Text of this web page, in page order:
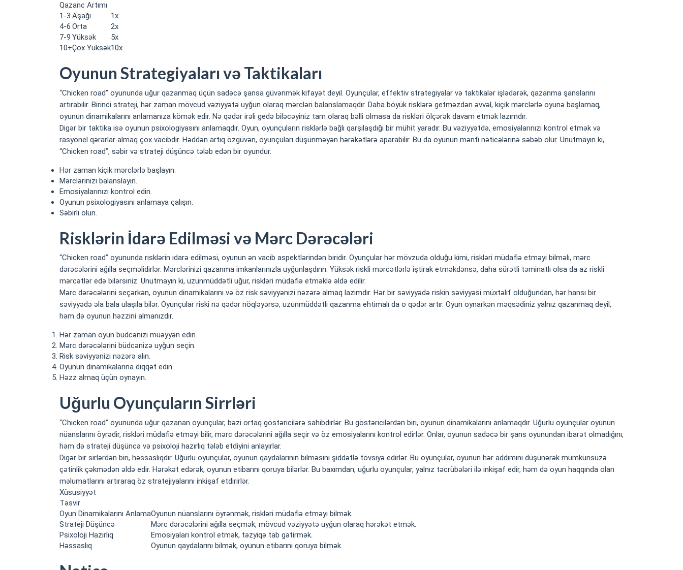
Qazanc Artımı
1-3 Aşağı
1x
4-6 Orta
2x
7-9 Yüksək
5x
10+Çox Yüksək10x
Oyunun Strategiyaları və Taktikaları
“Chicken road” oyununda uğur qazanmaq üçün sadəcə şansa güvənmək kifayət deyil. Oyunçular, effektiv strategiyalar və taktikalər işlədərək, qazanma şanslarını
artırabilir. Birinci strateji, hər zaman mövcud vəziyyətə uyğun olaraq mərcləri balanslamaqdır. Daha böyük risklərə getməzdən əvvəl, kiçik mərclərlə oyunə başlamaq,
oyunun dinamikalarını anlamanıza kömək edir. Nə qədər irəli gedə biləcəyiniz tam olaraq bəlli olmasa da riskləri ölçərək davam etmək lazımdır.
Digər bir taktika isə oyunun psixologiyasını anlamaqdır. Oyun, oyunçuların risklərlə bağlı qarşılaşdığı bir mühit yaradır. Bu vəziyyətdə, emosiyalarınızı kontrol etmək və
rasyonel qərarlar almaq çox vacibdir. Həddən artıq özgüvən, oyunçuları düşünməyən hərəkətlərə aparabilir. Bu da oyunun mənfi nəticələrinə səbəb olur. Unutmayın ki,
“Chicken road”, səbir və strateji düşüncə tələb edən bir oyundur.
Hər zaman kiçik mərclərlə başlayın.
Mərclərinizi balanslayın.
Emosiyalarınızı kontrol edin.
Oyunun psixologiyasını anlamaya çalışın.
Səbirli olun.
Risklərin İdarə Edilməsi və Mərc Dərəcələri
“Chicken road” oyununda risklərin idarə edilməsi, oyunun ən vacib aspektlərindən biridir. Oyunçular hər mövzuda olduğu kimi, riskləri müdafiə etməyi bilməli, mərc
dərəcələrini ağılla seçməlidirlər. Mərclərinizi qazanma imkanlarınızla uyğunlaşdırın. Yüksək riskli mərcətlərlə iştirak etməkdənsə, daha sürətli təminatlı olsa da az riskli
mərcətlər edə bilərsiniz. Unutmayın ki, uzunmüddətli uğur, riskləri müdafiə etməklə əldə edilir.
Mərc dərəcələrini seçərkən, oyunun dinamikalarını və öz risk səviyyənizi nəzərə almaq lazımdır. Hər bir səviyyədə riskin səviyyəsi müxtəlif olduğundan, hər hansı bir
səviyyədə əla bala ulaşıla bilər. Oyunçular riski nə qədər nöqləyərsə, uzunmüddətli qazanma ehtimalı da o qədər artır. Oyun oynarkən məqsədiniz yalnız qazanmaq deyil,
həm də oyunun həzzini almanızdır.
Hər zaman oyun büdcənizi müəyyən edin.
Mərc dərəcələrini büdcənizə uyğun seçin.
Risk səviyyənizi nəzərə alın.
Oyunun dinamikalarına diqqət edin.
Həzz almaq üçün oynayın.
Uğurlu Oyunçuların Sirrləri
“Chicken road” oyununda uğur qazanan oyunçular, bəzi ortaq göstəricilərə sahibdirlər. Bu göstəricilərdən biri, oyunun dinamikalarını anlamaqdır. Uğurlu oyunçular oyunun
nüanslarını öyrədir, riskləri müdafiə etməyi bilir, mərc dərəcələrini ağılla seçir və öz emosiyalarını kontrol edirlər. Onlar, oyunun sadəcə bir şans oyunundan ibarət olmadığını,
həm də strateji düşüncə və psixoloji hazırlıq tələb etdiyini anlayırlar.
Digər bir sirlərdən biri, həssaslıqdır. Uğurlu oyunçular, oyunun qaydalarının bilməsini şiddətlə tövsiyə edirlər. Bu oyunçular, oyunun hər addımını düşünərək mümkünsüzə
çətinlik çəkmədən əldə edir. Hərəkət edərək, oyunun etibarını qoruya bilərlər. Bu baxımdan, uğurlu oyunçular, yalnız təcrübələri ilə inkişaf edir, həm də oyun haqqında olan
məlumatlarını artıraraq öz stratejiyalarını inkişaf etdirirlər.
Xüsusiyyət
Təsvir
Oyun Dinamikalarını AnlamaOyunun nüanslarını öyrənmək, riskləri müdafiə etməyi bilmək.
Strateji Düşüncə
Mərc dərəcələrini ağılla seçmək, mövcud vəziyyətə uyğun olaraq hərəkət etmək.
Psixoloji Hazırlıq
Emosiyaları kontrol etmək, təzyiqə tab gətirmək.
Həssaslıq
Oyunun qaydalarını bilmək, oyunun etibarını qoruya bilmək.